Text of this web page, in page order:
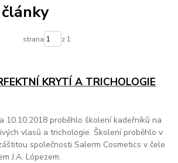
strana z 1
KRYTÍ A TRICHOLOGIE
10.10.2018 proběhlo školení kadeřníků na
vlasů a trichologie. Školení proběhlo v
společnosti Salerm Cosmetics v čele
J.A. Lópezem.